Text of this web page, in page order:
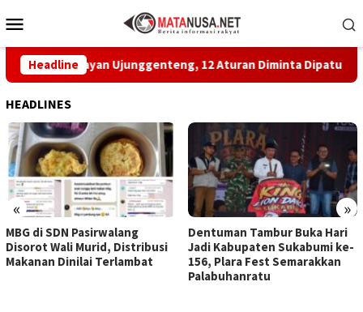
ke
Mobile
Headline
Nelayan Ujunggenteng, 12 Aturan Diminta Dipatuhi
HEADLINES
« »
MBG di SDN Pasirwalang
Disorot Wali Murid, Distribusi
Makanan Dinilai Terlambat
Dentuman Tambur Buka Hari
Jadi Kabupaten Sukabumi ke-
156, Plara Fest Semarakkan
Palabuhanratu